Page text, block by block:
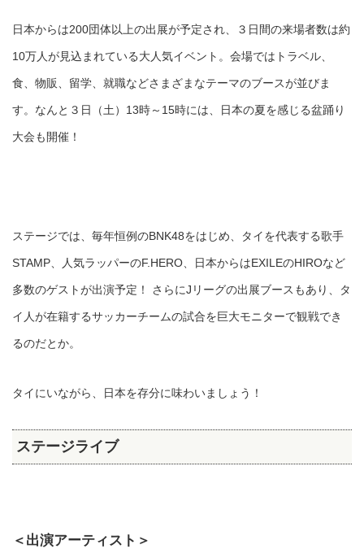
日本からは200団体以上の出展が予定され、３日間の来場者数は約
10万人が見込まれている大人気イベント。会場ではトラベル、
食、物販、留学、就職などさまざまなテーマのブースが並びま
す。なんと３日（土）13時～15時には、日本の夏を感じる盆踊り
大会も開催！
ステージでは、毎年恒例のBNK48をはじめ、タイを代表する歌手
STAMP、人気ラッパーのF.HERO、日本からはEXILEのHIROなど
多数のゲストが出演予定！ さらにJリーグの出展ブースもあり、タ
イ人が在籍するサッカーチームの試合を巨大モニターで観戦でき
るのだとか。
タイにいながら、日本を存分に味わいましょう！
ステージライブ
＜出演アーティスト＞